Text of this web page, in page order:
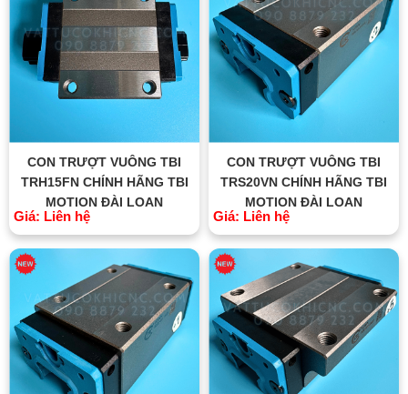
CON TRƯỢT VUÔNG TBI
TRH15FN CHÍNH HÃNG TBI
MOTION ĐÀI LOAN
Giá: Liên hệ
CON TRƯỢT VUÔNG TBI
TRS20VN CHÍNH HÃNG TBI
MOTION ĐÀI LOAN
Giá: Liên hệ